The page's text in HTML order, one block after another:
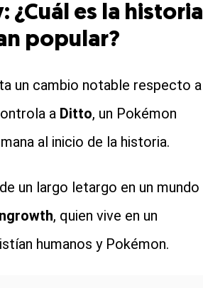
¿Cuál es la historia
popular?
un cambio notable respecto a
a Ditto, un Pokémon
al inicio de la historia.
un largo letargo en un mundo
, quien vive en un
humanos y Pokémon.